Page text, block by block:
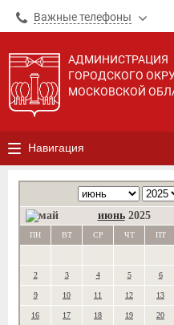
Важные телефоны
АДМИНИСТРАЦИЯ
ГОРОДСКОГО
МОСКОВСКОЙ
Навигация
июнь 2025
ПН ВТ СР ЧТ ПТ
2 3 4 5 6
9 10 11 12 13
16 17 18 19 20